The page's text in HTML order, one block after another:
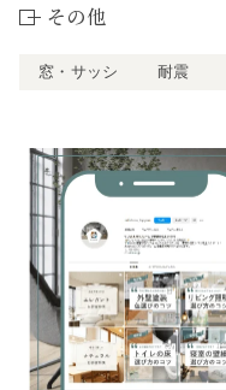
その他
窓・サッシ 耐震